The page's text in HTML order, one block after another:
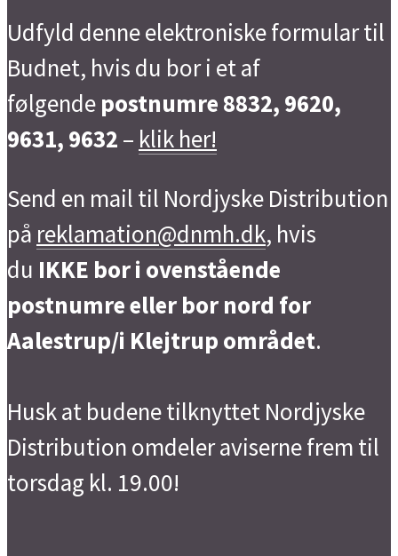
Udfyld denne elektroniske formular til
Budnet, hvis du bor i et af
følgende postnumre 8832, 9620,
9631, 9632 – klik her!
Send en mail til Nordjyske Distribution
på reklamation@dnmh.dk, hvis
du IKKE bor i ovenstående
postnumre eller bor nord for
Aalestrup/i Klejtrup området.
Husk at budene tilknyttet Nordjyske
Distribution omdeler aviserne frem til
torsdag kl. 19.00!